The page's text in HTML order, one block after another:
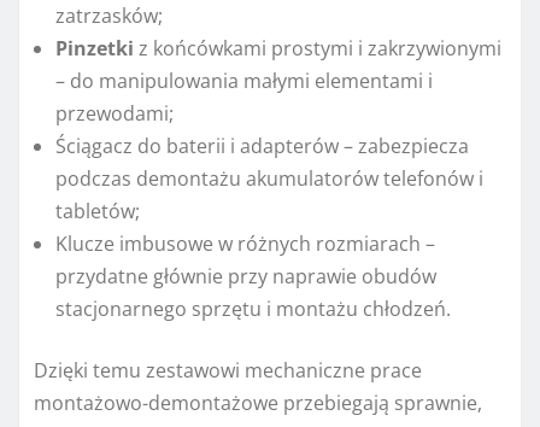
zatrzasków;
Pinzetki z końcówkami prostymi i zakrzywionymi
– do manipulowania małymi elementami i
przewodami;
Ściągacz do baterii i adapterów – zabezpiecza
podczas demontażu akumulatorów telefonów i
tabletów;
Klucze imbusowe w różnych rozmiarach –
przydatne głównie przy naprawie obudów
stacjonarnego sprzętu i montażu chłodzeń.
Dzięki temu zestawowi mechaniczne prace
montażowo-demontażowe przebiegają sprawnie,